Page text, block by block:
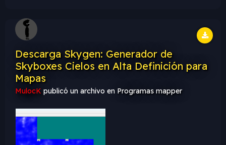
Descarga Skygen: Generador de
Skyboxes Cielos en Alta Definición para
Mapas
MulocK publicó un archivo en Programas mapper